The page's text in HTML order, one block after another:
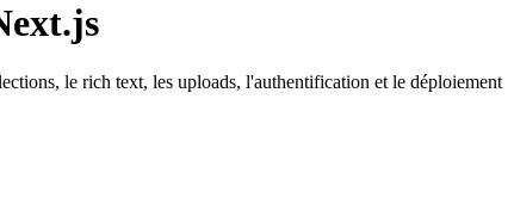
le rich text, les uploads, l'authentification et le déploiement